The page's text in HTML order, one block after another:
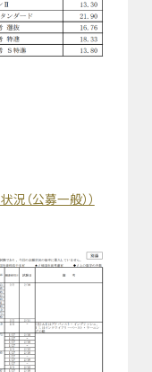
（公募一般））